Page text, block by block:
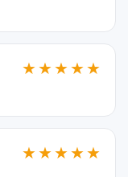
★★★★★
★★★★★